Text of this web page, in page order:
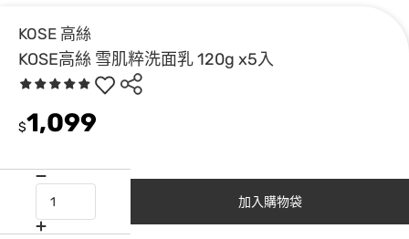
KOSE 高絲
KOSE高絲 雪肌粹洗面乳 120g x5入
$1,099
加入購物袋